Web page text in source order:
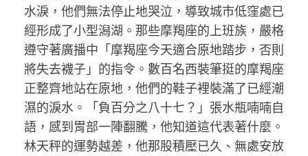
水淚，他們無法停止地哭泣，導致城市低窪處已
經形成了小型潟湖。那些摩羯座的上班族，嚴格
遵守著廣播中「摩羯座今天適合原地踏步，否則
將失去襪子」的指令。數百名西裝筆挺的摩羯座
正整齊地站在原地，他們的鞋子裡裝滿了已經潮
濕的淚水。「負百分之八十七？」張水瓶喃喃自
語，感到胃部一陣翻騰，他知道這代表著什麼。
林天秤的運勢越差，他那股積壓已久、無處安放